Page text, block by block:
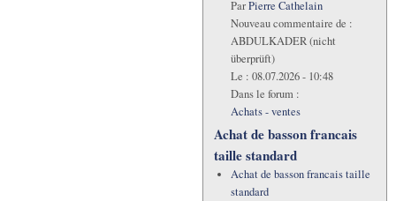
ParPierre Cathelain
Nouveau commentaire de :
ABDULKADER (nicht
überprüft)
Le : 08.07.2026 - 10:48
Dans le forum :
Achats - ventes
Achat de basson francais
taille standard
Achat de basson francais taille
standard